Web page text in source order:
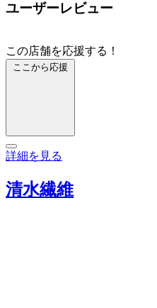
ユーザーレビュー
この店舗を応援する！
ここから応援
詳細を見る
清水繊維